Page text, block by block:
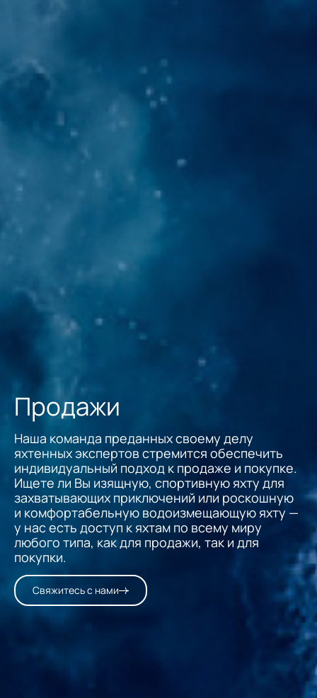
Продажи
Наша команда преданных своему делу
яхтенных экспертов стремится обеспечить
индивидуальный подход к продаже и покупке.
Ищете ли Вы изящную, спортивную яхту для
захватывающих приключений или роскошную
и комфортабельную водоизмещающую яхту —
у нас есть доступ к яхтам по всему миру
любого типа, как для продажи, так и для
покупки.
Свяжитесь с нами